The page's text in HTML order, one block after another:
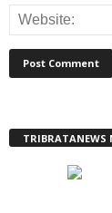
TRIBRATANEWS